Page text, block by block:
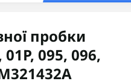
пробки
095, 096,